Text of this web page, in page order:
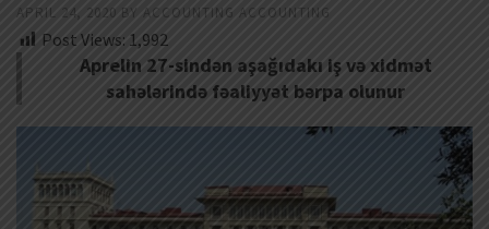
APRIL 24, 2020 BY ACCOUNTING ACCOUNTING
Post Views: 1,992
Aprelin 27-sindən aşağıdakı iş və xidmət
sahələrində fəaliyyət bərpa olunur